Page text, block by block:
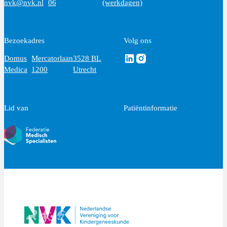
nvk@nvk.nl 06
(werkdagen)
Bezoekadres
Domus
Medica
Mercatorlaan
1200
3528 BL
Utrecht
Volg ons
Volg ons via Linkedin
Volg ons via Instagram
Lid van Patiëntinformatie